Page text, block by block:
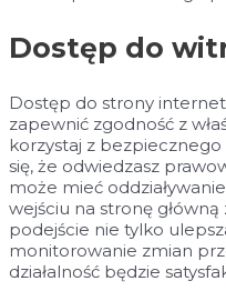
Dostęp do
Dostęp do strony
zapewnić zgodność z
korzystaj z
się, że odwiedzasz
może mieć
wejściu na stronę
podejście nie tylko
monitorowanie zmian
działalność będzie